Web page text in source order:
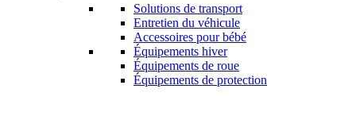
Solutions de transport
Entretien du véhicule
Accessoires pour bébé
Équipements hiver
Équipements de roue
Équipements de protection